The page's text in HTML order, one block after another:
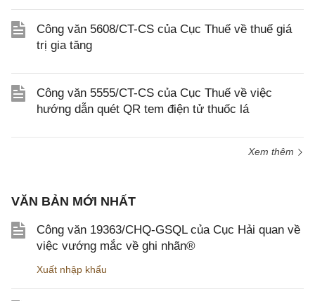
Công văn 5608/CT-CS của Cục Thuế về thuế giá
trị gia tăng
Công văn 5555/CT-CS của Cục Thuế về việc
hướng dẫn quét QR tem điện tử thuốc lá
Xem thêm
VĂN BẢN MỚI NHẤT
Công văn 19363/CHQ-GSQL của Cục Hải quan về
việc vướng mắc về ghi nhãn®
Xuất nhập khẩu